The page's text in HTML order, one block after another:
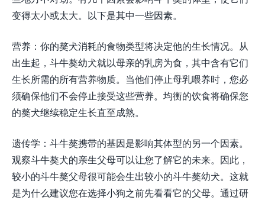
变得太小或太大。以下是其中一些因素。
营养：你的獒犬消耗的食物类型将决定他的生长情况。从
出生起，斗牛獒幼犬就以母亲的乳房为食，其中含有它们
生长所需的所有营养物质。当他们停止母乳喂养时，您必
须确保他们不会停止接受这些营养。均衡的饮食将确保您
的獒犬继续稳定生长直至成熟。
遗传学：斗牛獒携带的基因是影响其体型的另一个因素。
观察斗牛獒犬的亲生父母可以让您了解它的未来。因此，
较小的斗牛獒父母很可能会生出较小的斗牛獒幼犬。这就
是为什么建议您在选择小狗之前先看看它的父母。通过研